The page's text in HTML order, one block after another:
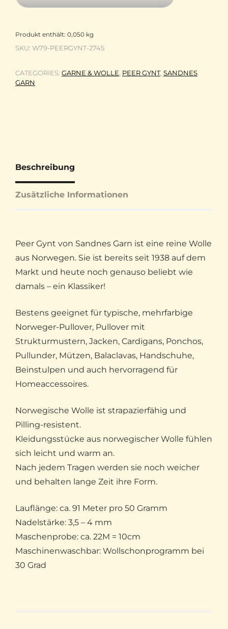
Produkt enthält: 0,050 kg
SKU: W79-PEERGYNT-2745
CATEGORIES: GARNE & WOLLE PEER GYNT, SANDNES
GARN
Beschreibung
Zusätzliche Informationen
Peer Gynt von Sandnes Garn ist eine reine Wolle
aus Norwegen. Sie ist bereits seit 1938 auf dem
Markt und heute noch genauso beliebt wie
damals – ein Klassiker!
Bestens geeignet für typische, mehrfarbige
Norweger-Pullover, Pullover mit
Strukturmustern, Jacken, Cardigans, Ponchos,
Pullunder, Mützen, Balaclavas, Handschuhe,
Beinstulpen und auch hervorragend für
Homeaccessoires.
Norwegische Wolle ist strapazierfähig und
Pilling-resistent.
Kleidungsstücke aus norwegischer Wolle fühlen
sich leicht und warm an.
Nach jedem Tragen werden sie noch weicher
und behalten lange Zeit ihre Form.
Lauflänge: ca. 91 Meter pro 50 Gramm
Nadelstärke: 3,5 – 4 mm
Maschenprobe: ca. 22M = 10cm
Maschinenwaschbar: Wollschonprogramm bei
30 Grad